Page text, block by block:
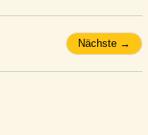
Nächste →